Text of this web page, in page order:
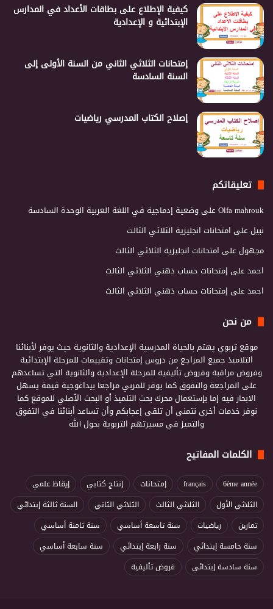
كيفية الإطلاع على بطاقات الأعداد في المدارس
الإبتدائية و الإعدادية
إمتحانات الثلاثي الثاني من السنة الأولى إلى
السنة السادسة
إصلاح الكتاب المدرسي رياضيات
تعليقاتكم
Olfa mahroukعلى وضعية إدماجية في اللغة العربية الوحدة السادسة
نبيلعلى امتحانات انجليزية الثلاثي الثالث
مجهولعلى امتحانات انجليزية الثلاثي الثالث
احمدعلى إمتحانات حساب ذهني الثلاثي الثالث
احمدعلى إمتحانات حساب ذهني الثلاثي الثالث
من نحن
موقع تربوي يهتم بالحياة المدرسية الإعدادية والثانوية حيث يوفر لأبنائنا
التلاميذ جميع المراجع من دروس إمتحانات وتقييمات للمرحلة الإبتدائية
وفروض مراقبة وفروض تأليفية للمرحلة الإعدادية والثانوية التي تساعدهم
على المراجعة والتفوق كما يوفر للمربي مراجعا بيداغوجية قيمة يسهل
الابحار فيه إما بإستعمال محرك بحث التلميذ أو البحث الأصلي للموقع كما
نوفر خدمات أخرى نتمنى أن تلقى إعجابكم وأن تساعد أبنائنا في التفوق
والتميز في مسيرتهم التربوية بحول الله
الكلمات المفاتيح
6ème année
français إمتحانات إنتاج كتابي
إيقاظ علمي
الثلاثي الأول
الثلاثي الثالث الثلاثي الثاني
السنة ثالثة إبتدائي
تمارين
رياضيات سنة تاسعة أساسي
سنة ثامنة أساسي
سنة خامسة إبتدائي
سنة رابعة إبتدائي
سنة سابعة أساسي
سنة سادسة إبتدائي
فروض تأليفية